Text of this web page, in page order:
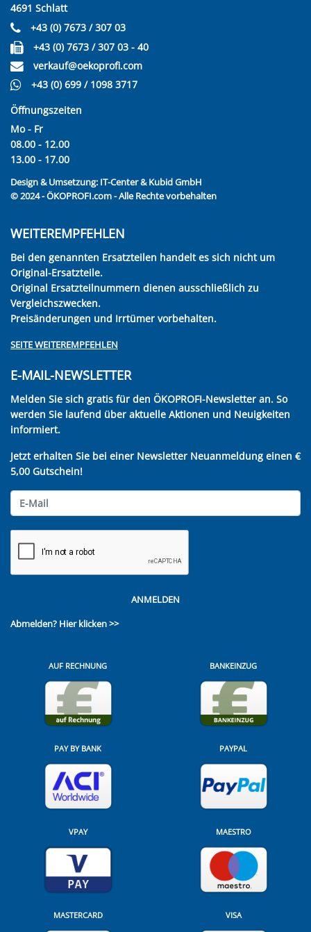
4691 Schlatt
+43 (0) 7673 / 307 03
+43 (0) 7673 / 307 03 - 40
verkauf@oekoprofi.com
+43 (0) 699 / 1098 3717
Öffnungszeiten
Mo - Fr
08.00 - 12.00
13.00 - 17.00
Design & Umsetzung: IT-Center & Kubid GmbH
© 2024 - ÖKOPROFI.com - Alle Rechte vorbehalten
WEITEREMPFEHLEN
Bei den genannten Ersatzteilen handelt es sich nicht um
Original-Ersatzteile.
Original Ersatzteilnummern dienen ausschließlich zu
Vergleichszwecken.
Preisänderungen und Irrtümer vorbehalten.
SEITE WEITEREMPFEHLEN
E-MAIL-NEWSLETTER
Melden Sie sich gratis für den ÖKOPROFI-Newsletter an. So
werden Sie laufend über aktuelle Aktionen und Neuigkeiten
informiert.
Jetzt erhalten Sie bei einer Newsletter Neuanmeldung einen €
5,00 Gutschein!
ANMELDEN
Abmelden? Hier klicken >>
AUF RECHNUNG BANKEINZUG
PAY BY BANK PAYPAL
VPAY MAESTRO
MASTERCARD VISA